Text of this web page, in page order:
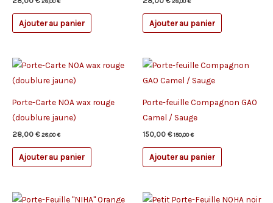
Ajouter au panier Ajouter au panier
Porte-Carte NOA wax rouge
(doublure jaune)
28,00 € 28,00€
Ajouter au panier
Porte-feuille Compagnon GAO
Camel / Sauge
150,00 € 150,00€
Ajouter au panier